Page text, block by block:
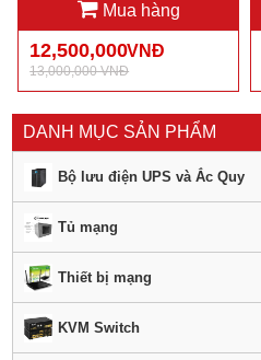
Mua hàng
12,500,000VNĐ
13,000,000 VNĐ
DANH MỤC SẢN PHẨM
Bộ lưu điện UPS và Ắc Quy
Tủ mạng
Thiết bị mạng
KVM Switch